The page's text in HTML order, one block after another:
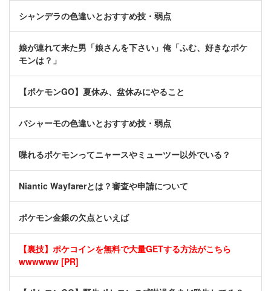
シャンデラの色違いとおすすめ技・弱点
娘が連れて来た男「娘さんを下さい」俺「ふむ、好きなポケ
モンは？」
【ポケモンGO】夏休み、盆休みにやること
バシャーモの色違いとおすすめ技・弱点
喋れるポケモンってニャースやミューツー以外でいる？
Niantic Wayfarerとは？審査や申請について
ポケモン金銀の欠点といえば
【裏技】ポケコインを無料で大量GETする方法がこちら
wwwwww [PR]